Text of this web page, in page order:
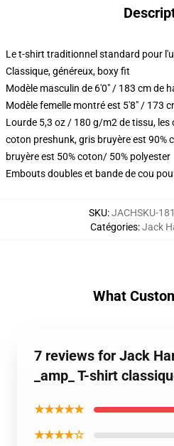
Le t-shirt traditionnel standard pour
Classique, généreux, boxy fit
Modèle masculin de 6'0" / 183 cm de
Modèle femelle montré est 5'8" / 173
Lourde 5,3 oz / 180 g/m2 de tissu, les
coton preshunk, gris bruyère est 90%
bruyère est 50% coton/ 50% polyester
Embouts doubles et bande de cou
SKU:JACHSKU-
Catégories:Jack
What
7 reviews for Jack
_amp_ T-shirt
★★★★★
★★★★☆